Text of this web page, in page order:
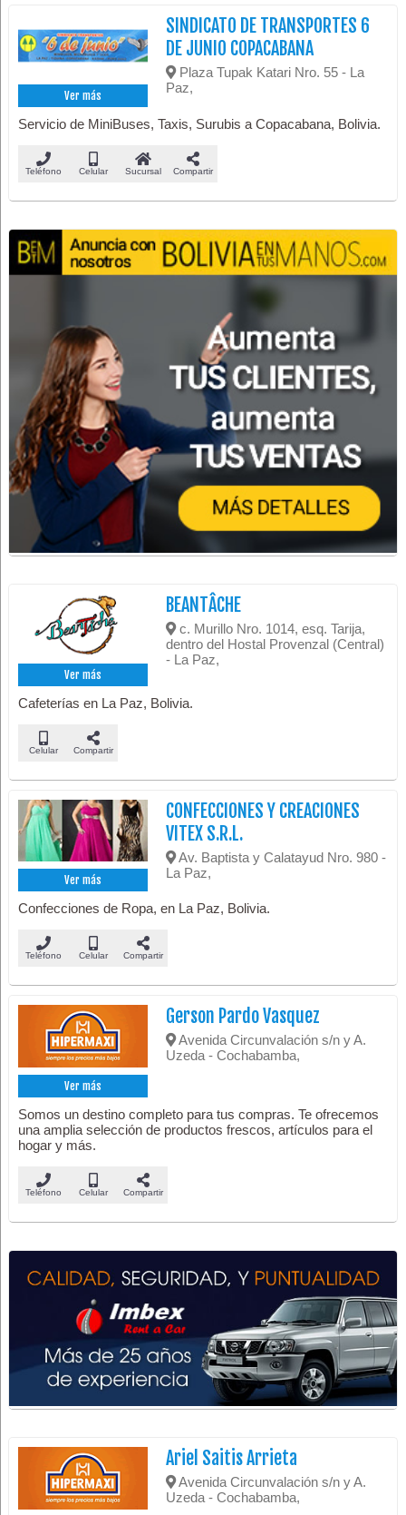
Ver más
SINDICATO DE TRANSPORTES 6
DE JUNIO COPACABANA
Plaza Tupak Katari Nro. 55 - La
Paz,
Servicio de MiniBuses, Taxis, Surubis a Copacabana, Bolivia.
Teléfono Celular Sucursal Compartir
Ver más
BEANTÂCHE
c. Murillo Nro. 1014, esq. Tarija,
dentro del Hostal Provenzal (Central)
- La Paz,
Cafeterías en La Paz, Bolivia.
Celular Compartir
Ver más
CONFECCIONES Y CREACIONES
VITEX S.R.L.
Av. Baptista y Calatayud Nro. 980 -
La Paz,
Confecciones de Ropa, en La Paz, Bolivia.
Teléfono Celular Compartir
Ver más
Gerson Pardo Vasquez
Avenida Circunvalación s/n y A.
Uzeda - Cochabamba,
Somos un destino completo para tus compras. Te ofrecemos
una amplia selección de productos frescos, artículos para el
hogar y más.
Teléfono Celular Compartir
Ariel Saitis Arrieta
Avenida Circunvalación s/n y A.
Uzeda - Cochabamba,